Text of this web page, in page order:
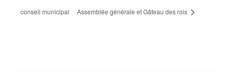
conseil municipal
Assemblée générale et Gâteau des rois